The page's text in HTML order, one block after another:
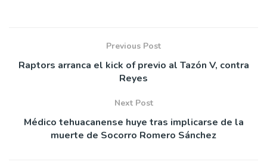
Previous Post
Raptors arranca el kick of previo al Tazón V, contra
Reyes
Next Post
Médico tehuacanense huye tras implicarse de la
muerte de Socorro Romero Sánchez